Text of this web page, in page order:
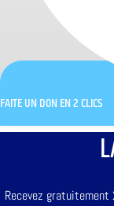
FAITE UN DON EN 2 CLICS
Recevez